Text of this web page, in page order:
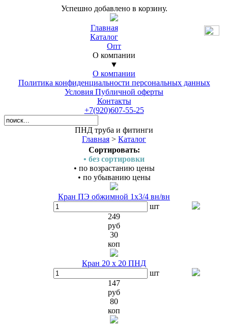
Успешно добавлено в корзину.
Главная
Каталог
Опт
О компании
▼
О компании
Политика конфиденциальности персональных данных
Условия Публичной оферты
Контакты
+7(920)607-55-25
ПНД труба и фитинги
Главная > Каталог
Сортировать:
• без сортировки
• по возрастанию цены
• по убыванию цены
Кран ПЭ обжимной 1х3/4 вн/вн
шт
249
руб
30
коп
Кран 20 х 20 ПНД
шт
147
руб
80
коп